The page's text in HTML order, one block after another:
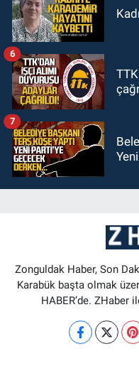
6
7
Zonguldak Haber, Son
Karabük başta olmak
HABER’de. ZHaber